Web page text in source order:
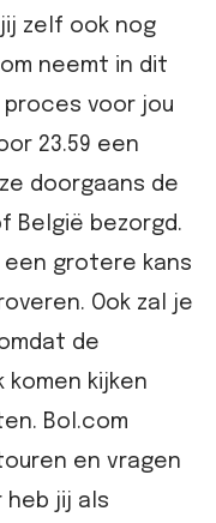
zelf ook nog
neemt in dit
voor jou
23.59 een
doorgaans de
België bezorgd.
grotere kans
Ook zal je
de
kijken
Bol.com
en vragen
heb jij als